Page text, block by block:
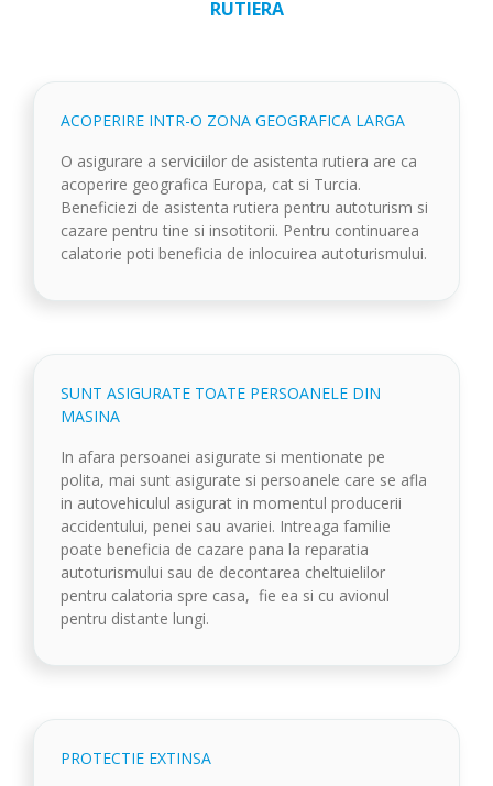
RUTIERA
ACOPERIRE INTR-O ZONA GEOGRAFICA LARGA
O asigurare a serviciilor de asistenta rutiera are ca
acoperire geografica Europa, cat si Turcia.
Beneficiezi de asistenta rutiera pentru autoturism si
cazare pentru tine si insotitorii. Pentru continuarea
calatorie poti beneficia de inlocuirea autoturismului.
SUNT ASIGURATE TOATE PERSOANELE DIN
MASINA
In afara persoanei asigurate si mentionate pe
polita, mai sunt asigurate si persoanele care se afla
in autovehiculul asigurat in momentul producerii
accidentului, penei sau avariei. Intreaga familie
poate beneficia de cazare pana la reparatia
autoturismului sau de decontarea cheltuielilor
pentru calatoria spre casa, fie ea si cu avionul
pentru distante lungi.
PROTECTIE EXTINSA